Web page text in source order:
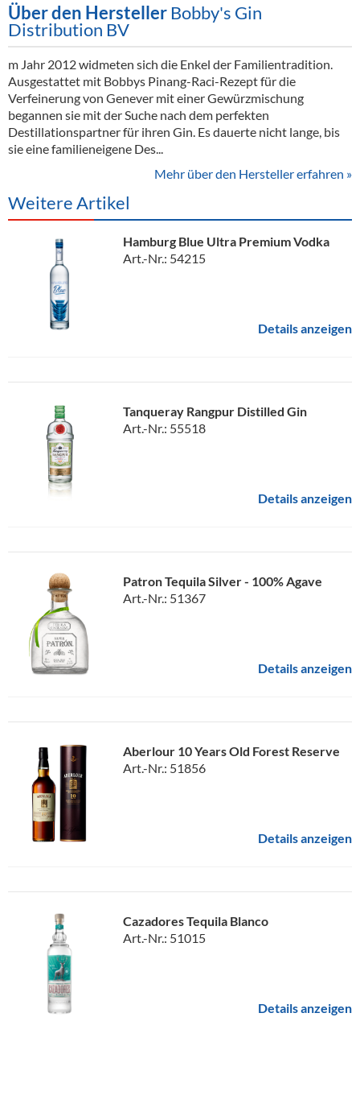
Über den Hersteller Bobby's Gin
Distribution BV
m Jahr 2012 widmeten sich die Enkel der Familientradition.
Ausgestattet mit Bobbys Pinang-Raci-Rezept für die
Verfeinerung von Genever mit einer Gewürzmischung
begannen sie mit der Suche nach dem perfekten
Destillationspartner für ihren Gin. Es dauerte nicht lange, bis
sie eine familieneigene Des...
Mehr über den Hersteller erfahren »
Weitere Artikel
Hamburg Blue Ultra Premium Vodka
Art.-Nr.: 54215
Details anzeigen
Tanqueray Rangpur Distilled Gin
Art.-Nr.: 55518
Details anzeigen
Patron Tequila Silver - 100% Agave
Art.-Nr.: 51367
Details anzeigen
Aberlour 10 Years Old Forest Reserve
Art.-Nr.: 51856
Details anzeigen
Cazadores Tequila Blanco
Art.-Nr.: 51015
Details anzeigen